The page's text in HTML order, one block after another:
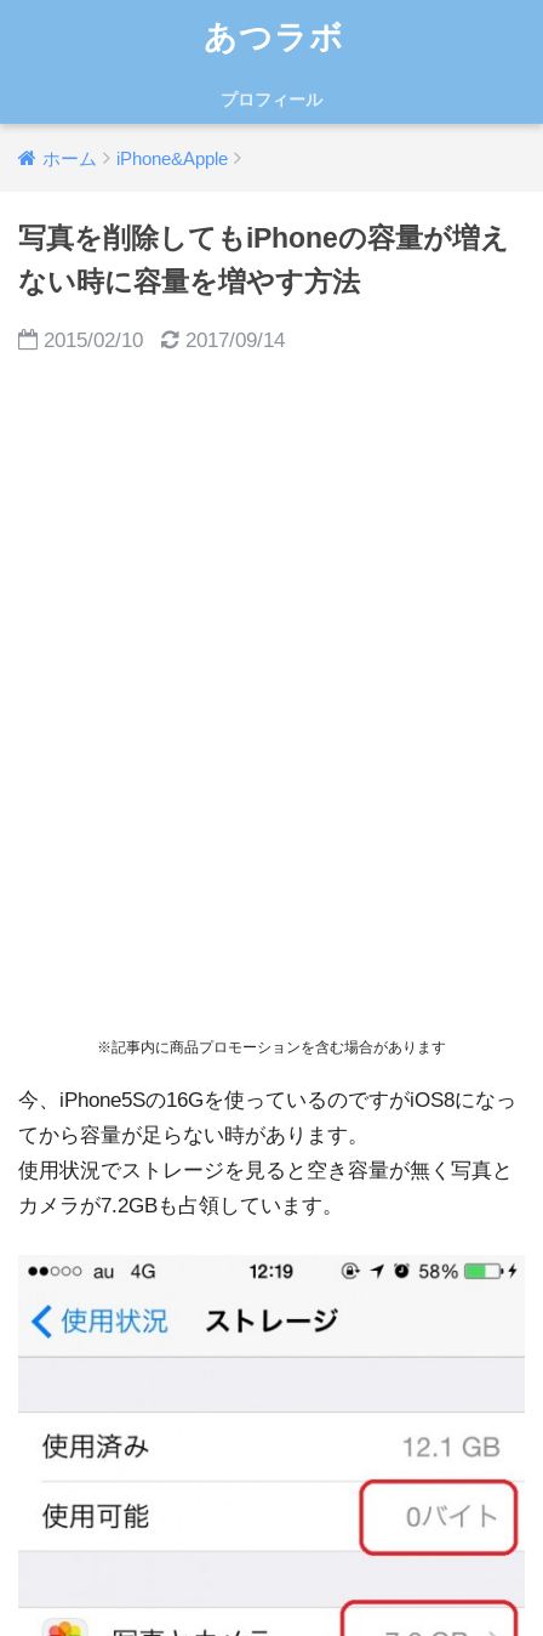
あつラボ
プロフィール
ホーム iPhone&Apple
写真を削除してもiPhoneの容量が増え
ない時に容量を増やす方法
2015/02/10 2017/09/14
※記事内に商品プロモーションを含む場合があります
今、iPhone5Sの16Gを使っているのですがiOS8になっ
てから容量が足らない時があります。
使用状況でストレージを見ると空き容量が無く写真と
カメラが7.2GBも占領しています。